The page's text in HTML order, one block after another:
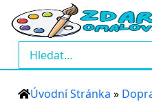
Úvodní Stránka »